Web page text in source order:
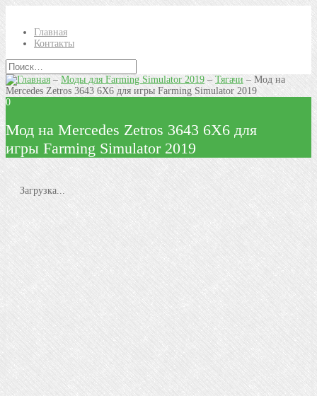
Главная
Контакты
–Моды для Farming Simulator 2019 – Тягачи – Мод на
Mercedes Zetros 3643 6X6 для игры Farming Simulator 2019
0
Мод на Mercedes Zetros 3643 6X6 для
игры Farming Simulator 2019
Загрузка...